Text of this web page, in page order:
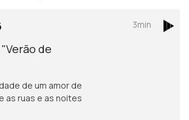
de
de um amor de
as ruas e as noites
3min